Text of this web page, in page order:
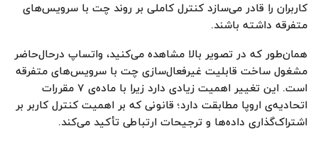
کاربران را قادر می‌سازد کنترل کاملی بر روند چت با سرویس‌های
متفرقه داشته باشند.
همان‌طور که در تصویر بالا مشاهده می‌کنید، واتساپ درحال‌حاضر
مشغول ساخت قابلیت غیرفعال‌سازی چت با سرویس‌های متفرقه
است. این تغییر اهمیت زیادی دارد زیرا با ماده‌ی ۷ مقررات
اتحادیه‌ی اروپا مطابقت دارد؛ قانونی که بر اهمیت کنترل کاربر بر
اشتراک‌گذاری داده‌ها و ترجیحات ارتباطی تأکید می‌کند.